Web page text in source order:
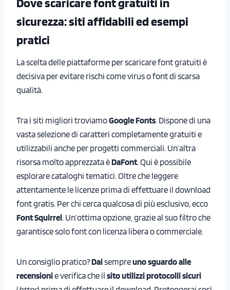
sicurezza: siti affidabili ed esempi
pratici
La scelta delle piattaforme per scaricare font gratuiti è
decisiva per evitare rischi come virus o font di scarsa
qualità.
Tra i siti migliori troviamoGoogle Fonts. Dispone di una
vasta selezione di caratteri completamente gratuiti e
utilizzabili anche per progetti commerciali. Un’altra
risorsa molto apprezzata èDaFont. Qui è possibile
esplorare cataloghi tematici. Oltre che leggere
attentamente le licenze prima di effettuare il download
font gratis. Per chi cerca qualcosa di più esclusivo, ecco
Font Squirrel. Un’ottima opzione, grazie al suo filtro che
garantisce solo font con licenza libera o commerciale.
Un consiglio pratico?Daisempreuno sguardo alle
recensionie verifica che il sito utilizzi protocolli sicuri